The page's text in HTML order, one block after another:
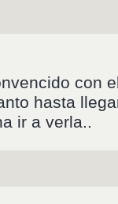
con
hasta
ir a verla..